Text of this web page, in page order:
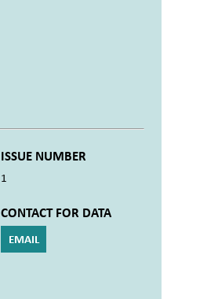
ISSUE NUMBER
1
CONTACT FOR DATA
EMAIL